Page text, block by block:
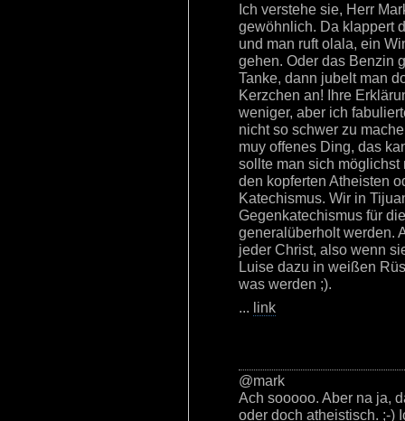
Ich verstehe sie, Herr
gewöhnlich. Da klappert
und man ruft olala, ein
gehen. Oder das Benzin
Tanke, dann jubelt man
Kerzchen an! Ihre
weniger, aber ich
nicht so schwer zu
muy offenes Ding, das
sollte man sich
den kopferten Atheisten
Katechismus. Wir in
Gegenkatechismus für
generalüberholt werden.
jeder Christ, also wenn
Luise dazu in weißen
was werden ;).
... link
@mark
Ach sooooo. Aber na ja,
oder doch atheistisch. ;-)